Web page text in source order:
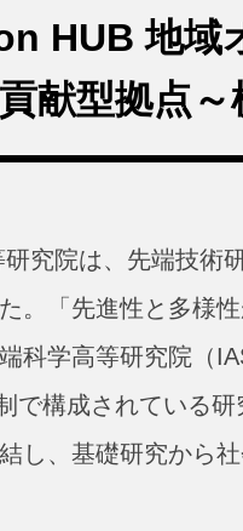
HUB 地域
献型拠点
究院は、先端技術
。「先進性と多様
科学高等研究院（
で構成されている
し、基礎研究から